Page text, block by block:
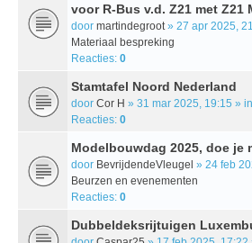
voor R-Bus v.d. Z21 met Z21
door martindegroot» 27 apr 2025,
Materiaal bespreking
Reacties: 0
Stamtafel Noord Nederland
door Cor H » 31 mar 2025, 19:15 » in
Reacties: 0
Modelbouwdag 2025, doe je
door BevrijdendeVleugel » 24 feb
Beurzen en evenementen
Reacties: 0
Dubbeldeksrijtuigen